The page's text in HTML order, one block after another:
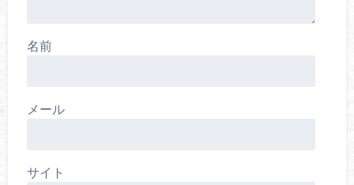
名前
メール
サイト